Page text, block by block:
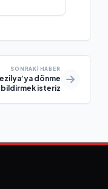
SONRAKI HABER
dönme
bildirmek isteriz